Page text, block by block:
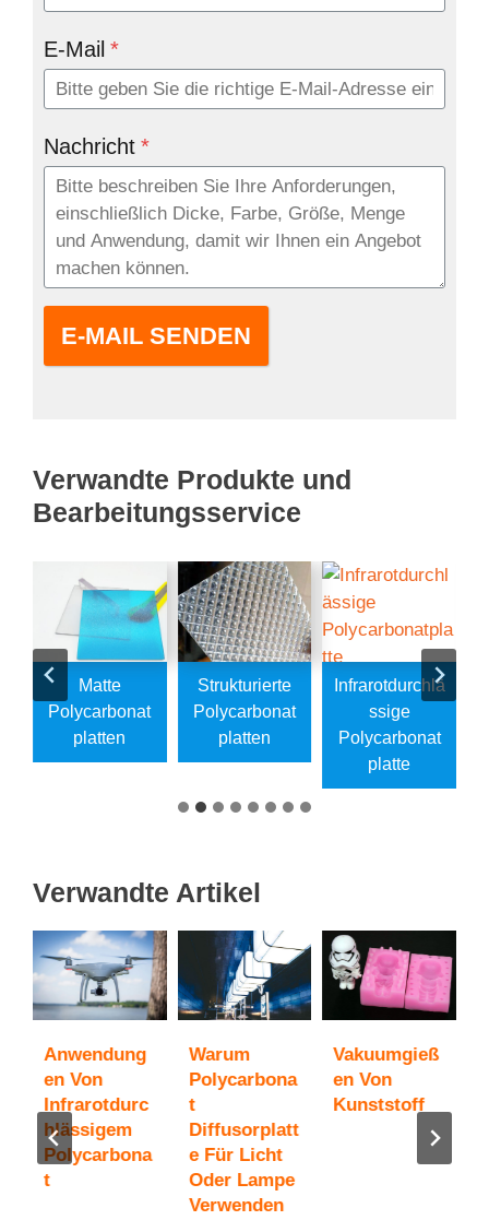
E-Mail *
Nachricht *
E-MAIL SENDEN
Verwandte Produkte und
Bearbeitungsservice
Matte
Polycarbonat
Platten
Strukturierte
Polycarbonat
Platten
Infrarotdurchlä
Ssige
Polycarbonat
Platte
Verwandte Artikel
Anwendung
En Von
Infrarotdurc
Hlässigem
Polycarbona
T
Warum
Polycarbona
T
Diffusorplatt
E Für Licht
Oder Lampe
Verwenden
Vakuumgieß
En Von
Kunststoff